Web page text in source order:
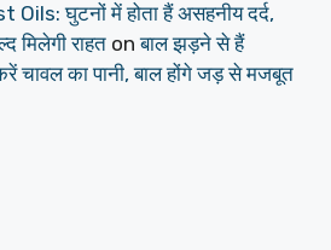
घुटनों में होता हैं असहनीय दर्द,
मिलेगी राहत onबाल झड़ने से हैं
चावल का पानी, बाल होंगे जड़ से मजबूत